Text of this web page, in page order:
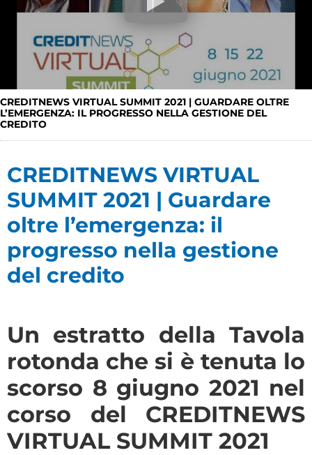
CREDITNEWS VIRTUAL SUMMIT 2021 | GUARDARE OLTRE
L’EMERGENZA: IL PROGRESSO NELLA GESTIONE DEL
CREDITO
CREDITNEWS VIRTUAL
SUMMIT 2021 | Guardare
oltre l’emergenza: il
progresso nella gestione
del credito
Un estratto della Tavola
rotonda che si è tenuta lo
scorso 8 giugno 2021 nel
corso del CREDITNEWS
VIRTUAL SUMMIT 2021